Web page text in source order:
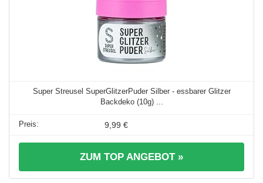
Super Streusel SuperGlitzerPuder Silber - essbarer Glitzer
Backdeko (10g) ...
9,99 €
ZUM TOP ANGEBOT »